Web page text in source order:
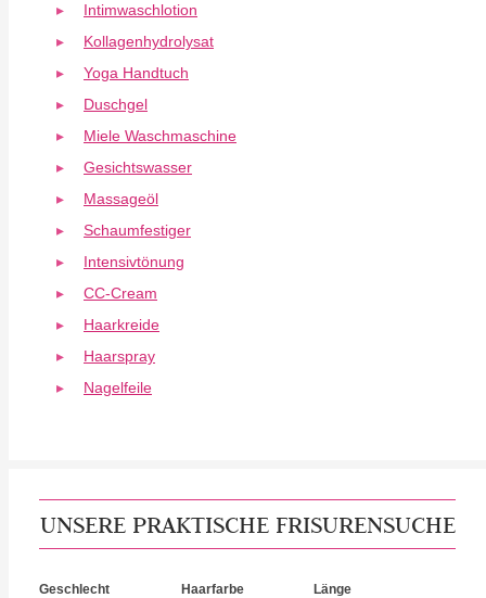
Intimwaschlotion
Kollagenhydrolysat
Yoga Handtuch
Duschgel
Miele Waschmaschine
Gesichtswasser
Massageöl
Schaumfestiger
Intensivtönung
CC-Cream
Haarkreide
Haarspray
Nagelfeile
UNSERE PRAKTISCHE FRISURENSUCHE
Geschlecht Haarfarbe Länge